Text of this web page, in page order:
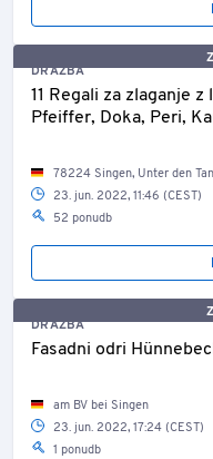
DRAŽBA
11 Regali za zlaganje
Pfeiffer, Doka, Peri,
78224 Singen, Unter den
23. jun. 2022, 11:46 (CEST)
52 ponudb
DRAŽBA
Fasadni odri
am BV bei Singen
23. jun. 2022, 17:24 (CEST)
1 ponudb